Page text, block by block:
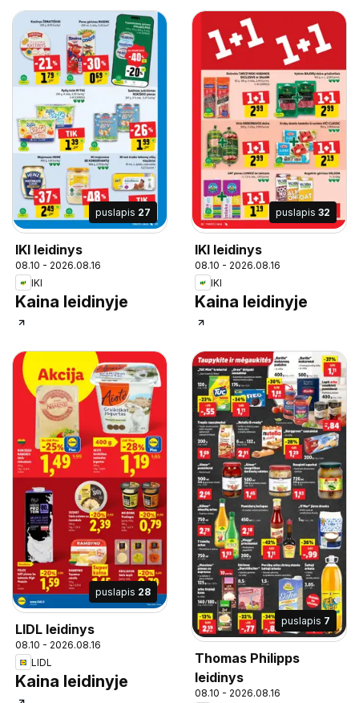
puslapis 27
IKI leidinys
08.10 - 2026.08.16
IKI
Kaina leidinyje
puslapis 32
IKI leidinys
08.10 - 2026.08.16
IKI
Kaina leidinyje
puslapis 28
LIDL leidinys
08.10 - 2026.08.16
LIDL
Kaina leidinyje
puslapis 7
Thomas Philipps
leidinys
08.10 - 2026.08.16